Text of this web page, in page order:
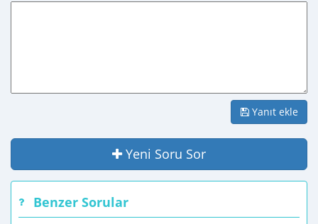
Yanıt ekle
Yeni Soru Sor
Benzer Sorular